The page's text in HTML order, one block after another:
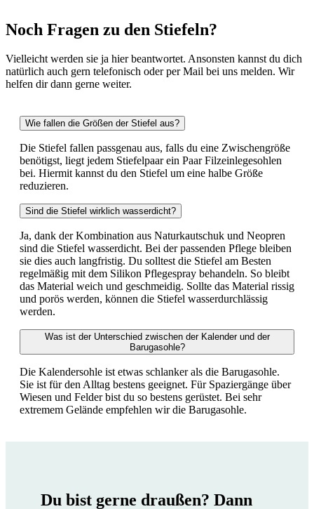
Noch Fragen zu den Stiefeln?
Vielleicht werden sie ja hier beantwortet. Ansonsten kannst du dich
natürlich auch gern telefonisch oder per Mail bei uns melden. Wir
helfen dir dann gerne weiter.
Wie fallen die Größen der Stiefel aus?
Die Stiefel fallen passgenau aus, falls du eine Zwischengröße
benötigst, liegt jedem Stiefelpaar ein Paar Filzeinlegesohlen
bei. Hiermit kannst du den Stiefel um eine halbe Größe
reduzieren.
Sind die Stiefel wirklich wasserdicht?
Ja, dank der Kombination aus Naturkautschuk und Neopren
sind die Stiefel wasserdicht. Bei der passenden Pflege bleiben
sie dies auch langfristig. Du solltest die Stiefel am Besten
regelmäßig mit dem Silikon Pflegespray behandeln. So bleibt
das Material weich und geschmeidig. Sollte das Material rissig
und porös werden, können die Stiefel wasserdurchlässig
werden.
Was ist der Unterschied zwischen der Kalender und der
Barugasohle?
Die Kalendersohle ist etwas schlanker als die Barugasohle.
Sie ist für den Alltag bestens geeignet. Für Spaziergänge über
Wiesen und Felder bist du so bestens gerüstet. Bei sehr
extremem Gelände empfehlen wir die Barugasohle.
Du bist gerne draußen? Dann